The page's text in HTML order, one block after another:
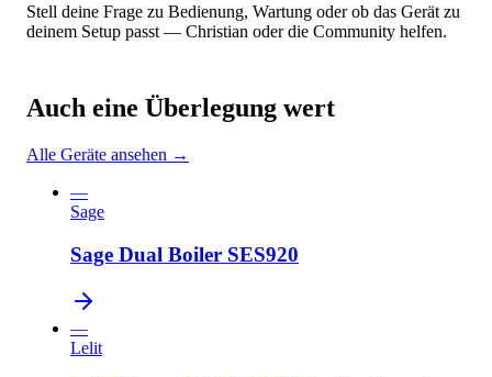
Stell deine Frage zu Bedienung, Wartung oder ob das Gerät zu
deinem Setup passt — Christian oder die Community helfen.
Auch eine Überlegung wert
Alle Geräte ansehen →
—
Sage
Sage Dual Boiler SES920
—
Lelit